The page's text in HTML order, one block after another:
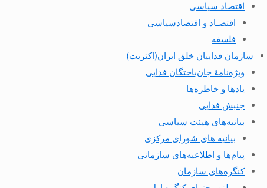
اقتصاد سیاسی
اقتصـاد و اقتصاد‌سیاسی
فلسفه
سازمان فداییان خلق ایران(اکثریت)
ویژه‌نامهٔ جان‌باختگان فدایی
یادها و خاطره‌ها
جنبش فدایی
بیانیه‌های هیئت سیاسی
بیانیه های شورای مرکزی
پیام‌ها و اطلاعیه‌های سازمانی
کنگره‌های سازمان